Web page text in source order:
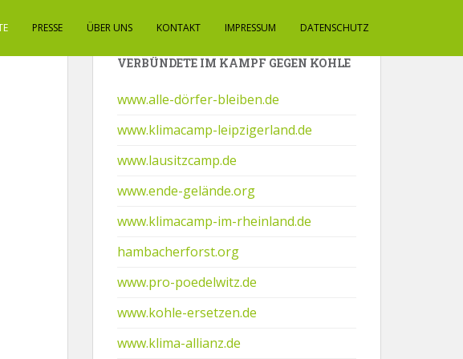
PRESSE ÜBER UNS KONTAKT IMPRESSUM DATENSCHUTZ
VERBÜNDETE IM KAMPF GEGEN KOHLE
www.alle-dörfer-bleiben.de
www.klimacamp-leipzigerland.de
www.lausitzcamp.de
www.ende-gelände.org
www.klimacamp-im-rheinland.de
hambacherforst.org
www.pro-poedelwitz.de
www.kohle-ersetzen.de
www.klima-allianz.de